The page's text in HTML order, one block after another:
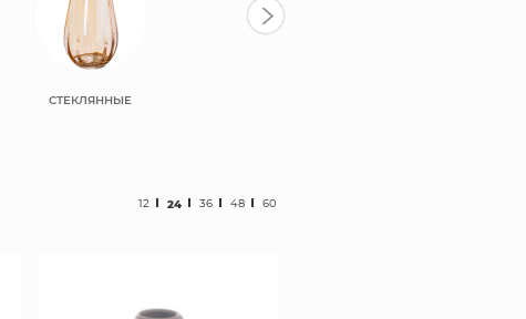
СТЕКЛЯННЫЕ
12 24 36 48 60